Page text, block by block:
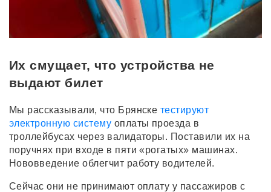
Их смущает, что устройства не
выдают билет
Мы рассказывали, что Брянске тестируют
электронную систему оплаты проезда в
троллейбусах через валидаторы. Поставили их на
поручнях при входе в пяти «рогатых» машинах.
Нововведение облегчит работу водителей.
Сейчас они не принимают оплату у пассажиров с